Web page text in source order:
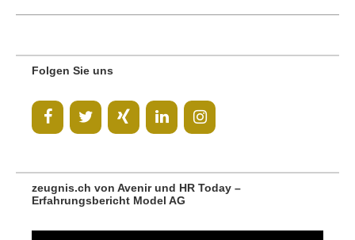
Folgen Sie uns
zeugnis.ch von Avenir und HR Today –
Erfahrungsbericht Model AG